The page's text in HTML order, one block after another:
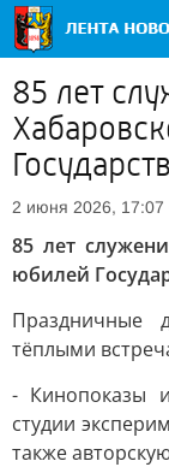
85 лет
2 июня 2026, 17:07
85 лет
юбилей
тёплыми
- Кинопоказы
студии
также